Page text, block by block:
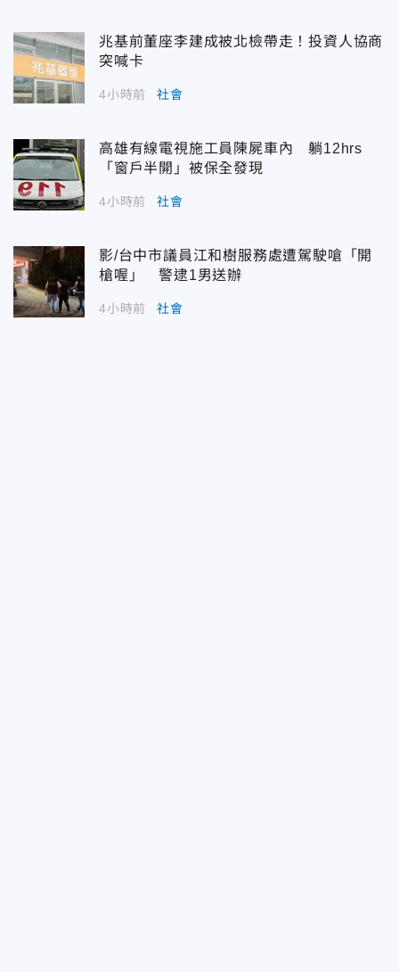
兆基前董座李建成被北檢帶走！投資人協商
突喊卡
4小時前 社會
高雄有線電視施工員陳屍車內 躺12hrs
「窗戶半開」被保全發現
4小時前 社會
影/台中市議員江和樹服務處遭駕駛嗆「開
槍喔」 警逮1男送辦
4小時前 社會